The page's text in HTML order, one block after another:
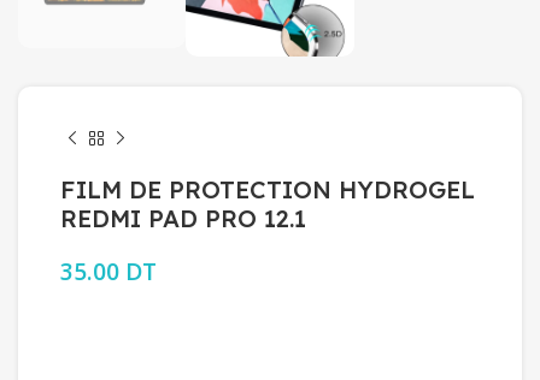
FILM DE PROTECTION HYDROGEL
REDMI PAD PRO 12.1
35.00 DT